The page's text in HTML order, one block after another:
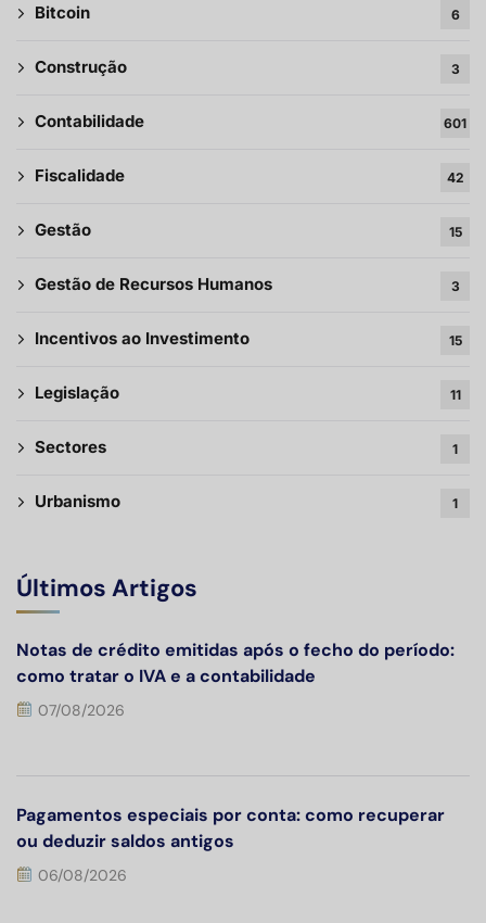
Bitcoin 6
Construção 3
Contabilidade 601
Fiscalidade 42
Gestão 15
Gestão de Recursos Humanos 3
Incentivos ao Investimento 15
Legislação 11
Sectores 1
Urbanismo 1
Últimos Artigos
Notas de crédito emitidas após o fecho do período:
como tratar o IVA e a contabilidade
07/08/2026
Pagamentos especiais por conta: como recuperar
ou deduzir saldos antigos
06/08/2026